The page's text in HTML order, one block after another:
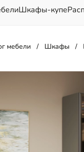
Шкафы-купе
Для гостиной
мебели Шкафы